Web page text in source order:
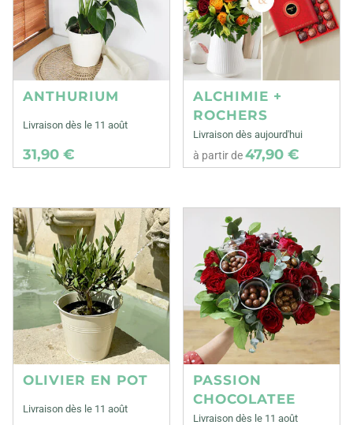
ANTHURIUM
Livraison dès le 11 août
31,90 €
ALCHIMIE +
ROCHERS
Livraison dès aujourd'hui
à partir de47,90 €
OLIVIER EN POT
Livraison dès le 11 août
PASSION
CHOCOLATEE
Livraison dès le 11 août